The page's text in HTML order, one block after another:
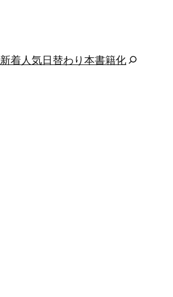
新着人気日替わり本書籍化